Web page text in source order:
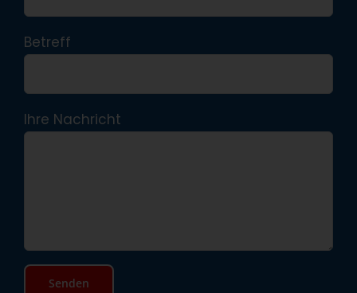
Betreff
Ihre Nachricht